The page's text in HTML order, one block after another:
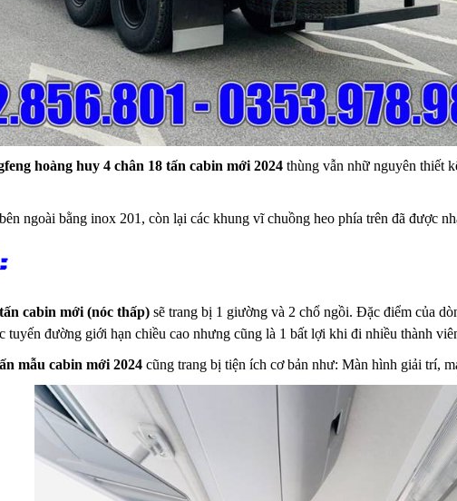
hoàng huy 4 chân 18 tấn cabin mới 2024 thùng vẫn nhữ nguyên thiết
ngoài bằng inox 201, còn lại các khung vĩ chuồng heo phía trên đã được
cabin mới (nóc thấp) sẽ trang bị 1 giường và 2 chổ ngồi. Đặc điểm của
tuyến đường giới hạn chiều cao nhưng cũng là 1 bất lợi khi đi nhiều thành
mẫu cabin mới 2024 cũng trang bị tiện ích cơ bản như: Màn hình giải trí,